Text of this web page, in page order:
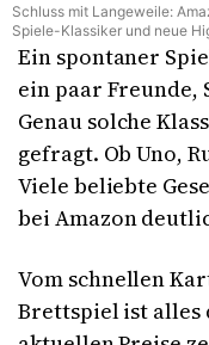
Schluss mit Langeweile:
Spiele-Klassiker und neue
Ein spontaner
ein paar Freunde,
Genau solche
gefragt. Ob Uno,
Viele beliebte
bei Amazon
Vom schnellen
Brettspiel ist alles